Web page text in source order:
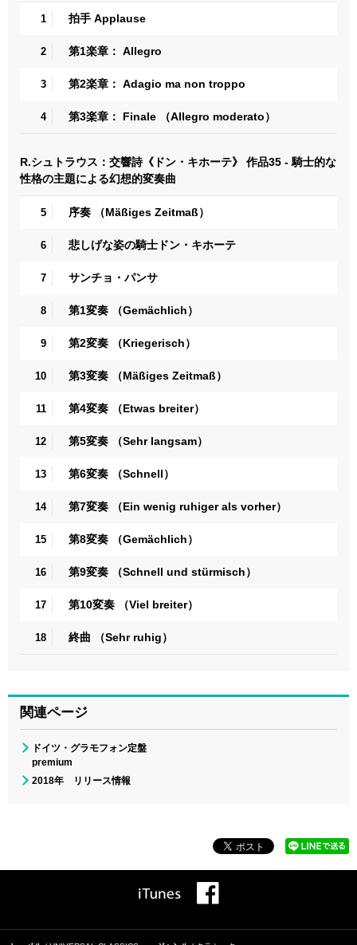
1 拍手 Applause
2 第1楽章： Allegro
3 第2楽章： Adagio ma non troppo
4 第3楽章： Finale （Allegro moderato）
R.シュトラウス：交響詩《ドン・キホーテ》 作品35 - 騎士的な
性格の主題による幻想的変奏曲
5 序奏 （Mäßiges Zeitmaß）
6 悲しげな姿の騎士ドン・キホーテ
7 サンチョ・パンサ
8 第1変奏 （Gemächlich）
9 第2変奏 （Kriegerisch）
10 第3変奏 （Mäßiges Zeitmaß）
11 第4変奏 （Etwas breiter）
12 第5変奏 （Sehr langsam）
13 第6変奏 （Schnell）
14 第7変奏 （Ein wenig ruhiger als vorher）
15 第8変奏 （Gemächlich）
16 第9変奏 （Schnell und stürmisch）
17 第10変奏 （Viel breiter）
18 終曲 （Sehr ruhig）
関連ページ
ドイツ・グラモフォン定盤
premium
2018年 リリース情報